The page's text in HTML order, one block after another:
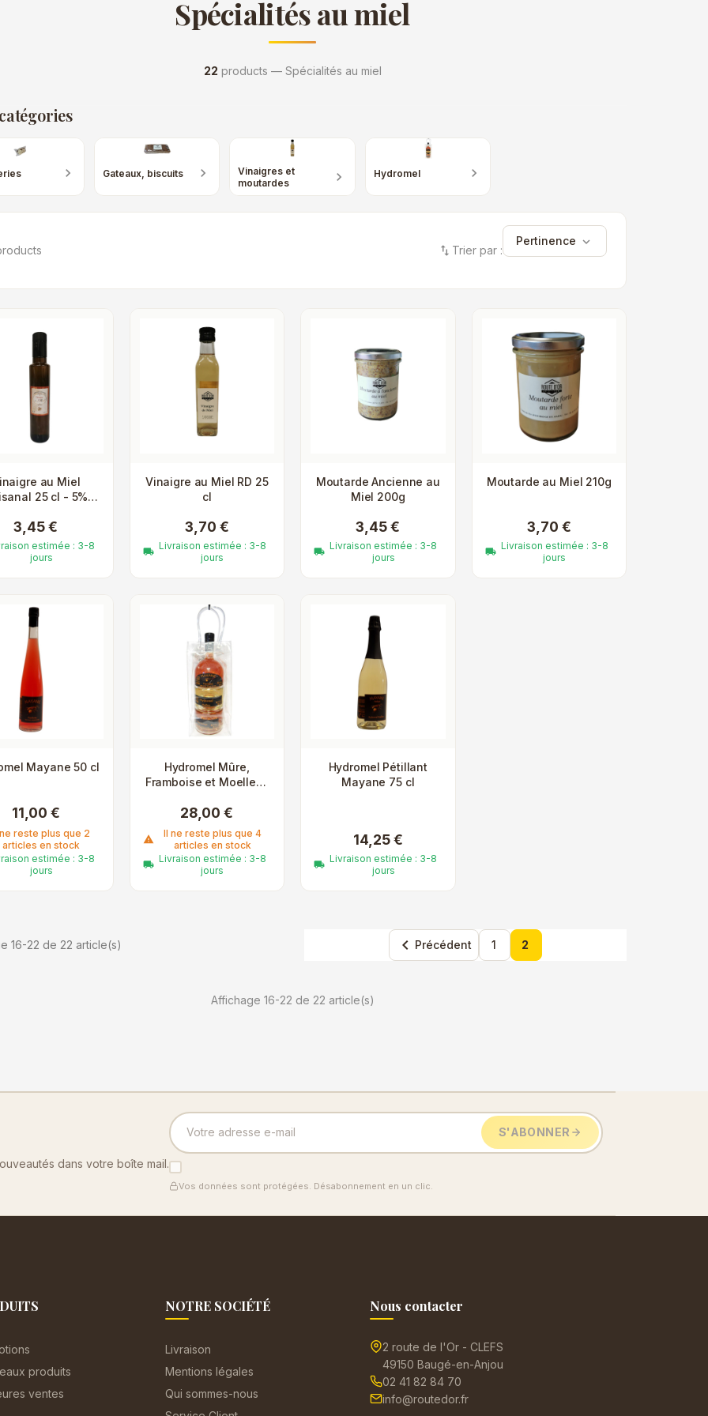
Spécialités au miel
22 products — Spécialités au miel
chevron_right Gateaux, biscuits chevron_right
Vinaigres et
moutardes
chevron_right Hydromel chevron_right
swap_vert Trier par :
Pertinence expand_more
au Miel
25 cl - 5%
3,45 €
estimée : 3-8
jours
Vinaigre au Miel RD 25
cl
3,70 €
local_shipping Livraison estimée : 3-8
jours
Moutarde Ancienne au
Miel 200g
3,45 €
local_shipping Livraison estimée : 3-8
jours
Moutarde au Miel 210g
3,70 €
local_shipping Livraison estimée : 3-8
jours
Mayane 50 cl
11,00 €
reste plus que 2
articles en stock
estimée : 3-8
jours
Hydromel Mûre,
Framboise et Moelleux
28,00 €
warning
Il ne reste plus que 4
articles en stock
local_shipping Livraison estimée : 3-8
jours
Hydromel Pétillant
Mayane 75 cl
14,25 €
local_shipping Livraison estimée : 3-8
jours
16-22 de 22 article(s)  Précédent 1 2
Affichage 16-22 de 22 article(s)
dans votre boîte mail.
S'ABONNER
Vos données sont protégées. Désabonnement en un clic.
produits
ventes
NOTRE SOCIÉTÉ
Livraison
Mentions légales
Qui sommes-nous
Nous contacter
2 route de l'Or - CLEFS
49150 Baugé-en-Anjou
02 41 82 84 70
info@routedor.fr